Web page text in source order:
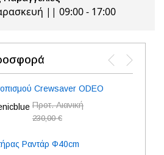
|| 09:00 - 17:00
Crewsaver ODEO
Προτ. Λιανική
230,00 €
Ραντάρ Φ40cm